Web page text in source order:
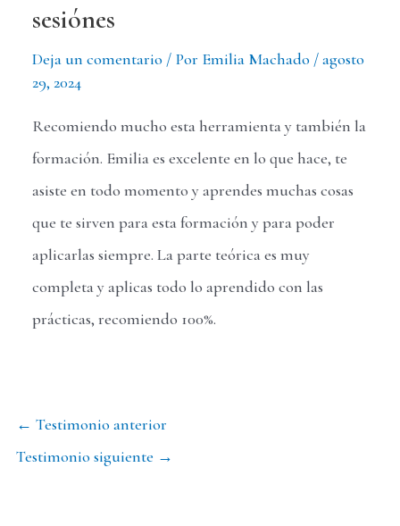
sesiónes
Deja un comentario / Por Emilia Machado /agosto
29, 2024
Recomiendo mucho esta herramienta y también la
formación. Emilia es excelente en lo que hace, te
asiste en todo momento y aprendes muchas cosas
que te sirven para esta formación y para poder
aplicarlas siempre. La parte teórica es muy
completa y aplicas todo lo aprendido con las
prácticas, recomiendo 100%.
Navegación
de
← Testimonio anterior
Testimonio siguiente →